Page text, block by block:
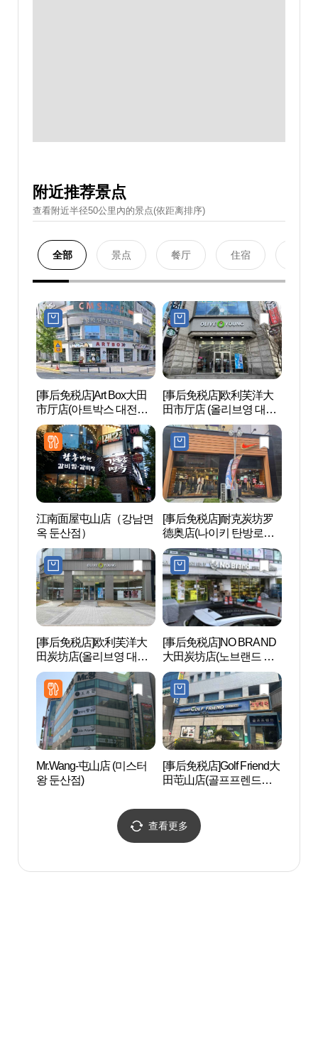
附近推荐景点
查看附近半径50公里內的景点(依距离排序)
全部 景点 餐厅 住宿
[事后免税店]Art Box大田
市厅店(아트박스 대전시
청점)
[事后免税店]欧利芙洋大
田市厅店 (올리브영 대전
시청역점)
江南面屋屯山店（강남면
옥 둔산점）
[事后免税店]耐克炭坊罗
德奥店(나이키 탄방로데
오점)
[事后免税店]欧利芙洋大
田炭坊店(올리브영 대전
탄방점)
[事后免税店]NO BRAND
大田炭坊店(노브랜드 대
전탄방점)
Mr.Wang-屯山店 (미스터
왕 둔산점)
[事后免税店]Golf Friend大
田芚山店(골프프렌드골
查看更多